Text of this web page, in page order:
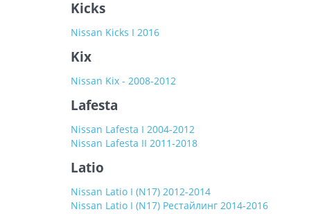
Kicks
Nissan Kicks I 2016
Kix
Nissan Kix - 2008-2012
Lafesta
Nissan Lafesta I 2004-2012
Nissan Lafesta II 2011-2018
Latio
Nissan Latio I (N17) 2012-2014
Nissan Latio I (N17) Рестайлинг 2014-2016